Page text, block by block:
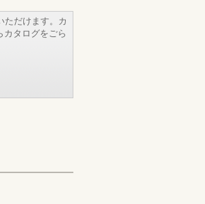
ただけます。カ
カタログをごら